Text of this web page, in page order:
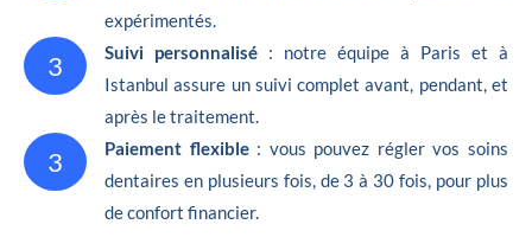
expérimentés.
3 Suivi personnalisé : notre équipe à Paris et à
Istanbul assure un suivi complet avant, pendant, et
après le traitement.
3 Paiement flexible: vous pouvez régler vos soins
dentaires en plusieurs fois, de 3 à 30 fois, pour plus
de confort financier.